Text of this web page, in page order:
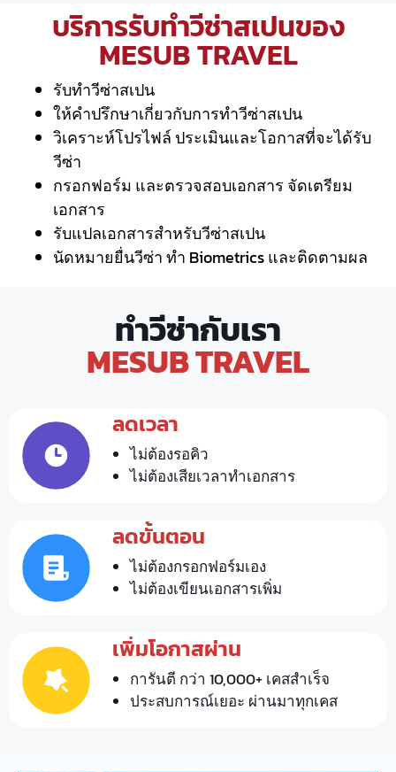
บริการรับทำวีซ่าสเปนของ
MESUB TRAVEL
รับทำวีซ่าสเปน
ให้คำปรึกษาเกี่ยวกับการทำวีซ่าสเปน
วิเคราะห์โปรไฟล์ ประเมินและโอกาสที่จะได้รับ
วีซ่า
กรอกฟอร์ม และตรวจสอบเอกสาร จัดเตรียม
เอกสาร
รับแปลเอกสารสำหรับวีซ่าสเปน
นัดหมายยื่นวีซ่า ทำ Biometrics และติดตามผล
ทําวีซ่ากับเรา
MESUB TRAVEL
ลดเวลา
ไม่ต้องรอคิว
ไม่ต้องเสียเวลาทําเอกสาร
ลดขั้นตอน
ไม่ต้องกรอกฟอร์มเอง
ไม่ต้องเขียนเอกสารเพิ่ม
เพิ่มโอกาสผ่าน
การันตี กว่า 10,000+ เคสสําเร็จ
ประสบการณ์เยอะ ผ่านมาทุกเคส